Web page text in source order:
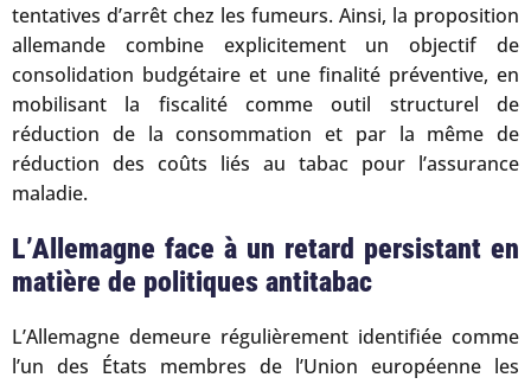
tentatives d’arrêt chez les fumeurs. Ainsi, la proposition
allemande combine explicitement un objectif de
consolidation budgétaire et une finalité préventive, en
mobilisant la fiscalité comme outil structurel de
réduction de la consommation et par la même de
réduction des coûts liés au tabac pour l’assurance
maladie.
L’Allemagne face à un retard persistant en
matière de politiques antitabac
L’Allemagne demeure régulièrement identifiée comme
l’un des États membres de l’Union européenne les